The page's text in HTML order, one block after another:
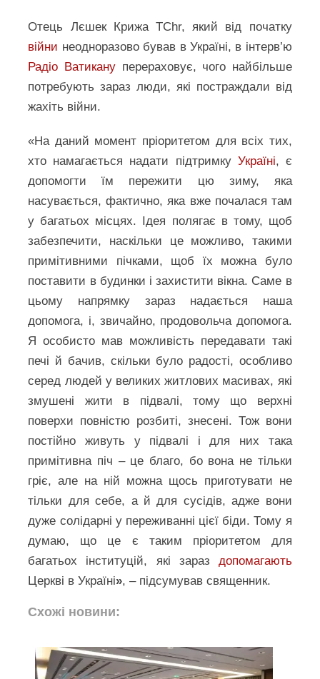
Отець Лєшек Крижа TChr, який від початку
війни неодноразово бував в Україні, в інтерв’ю
Радіо Ватикану перераховує, чого найбільше
потребують зараз люди, які постраждали від
жахіть війни.
«На даний момент пріоритетом для всіх тих,
хто намагається надати підтримку Україні, є
допомогти їм пережити цю зиму, яка
насувається, фактично, яка вже почалася там
у багатьох місцях. Ідея полягає в тому, щоб
забезпечити, наскільки це можливо, такими
примітивними пічками, щоб їх можна було
поставити в будинки і захистити вікна. Саме в
цьому напрямку зараз надається наша
допомога, і, звичайно, продовольча допомога.
Я особисто мав можливість передавати такі
печі й бачив, скільки було радості, особливо
серед людей у великих житлових масивах, які
змушені жити в підвалі, тому що верхні
поверхи повністю розбиті, знесені. Тож вони
постійно живуть у підвалі і для них така
примітивна піч – це благо, бо вона не тільки
гріє, але на ній можна щось приготувати не
тільки для себе, а й для сусідів, адже вони
дуже солідарні у переживанні цієї біди. Тому я
думаю, що це є таким пріоритетом для
багатьох інституцій, які зараз допомагають
Церкві в Україні», – підсумував священник.
Схожі новини: